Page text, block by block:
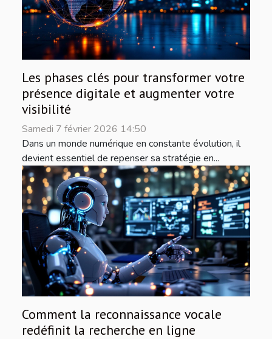
Les phases clés pour transformer votre
présence digitale et augmenter votre
visibilité
Samedi 7 février 2026 14:50
Dans un monde numérique en constante évolution, il
devient essentiel de repenser sa stratégie en...
Comment la reconnaissance vocale
redéfinit la recherche en ligne